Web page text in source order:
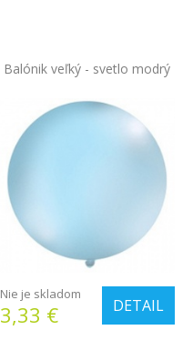
Balónik veľký - svetlo modrý
DETAIL
Nie je skladom
3,33 €